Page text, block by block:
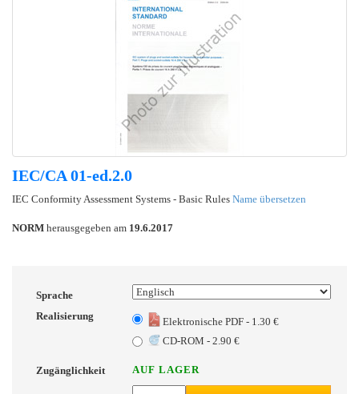
IEC/CA 01-ed.2.0
IEC Conformity Assessment Systems - Basic Rules Name übersetzen
NORM herausgegeben am 19.6.2017
Sprache
Realisierung
Elektronische PDF - 1.30 €
CD-ROM - 2.90 €
Zugänglichkeit AUF LAGER